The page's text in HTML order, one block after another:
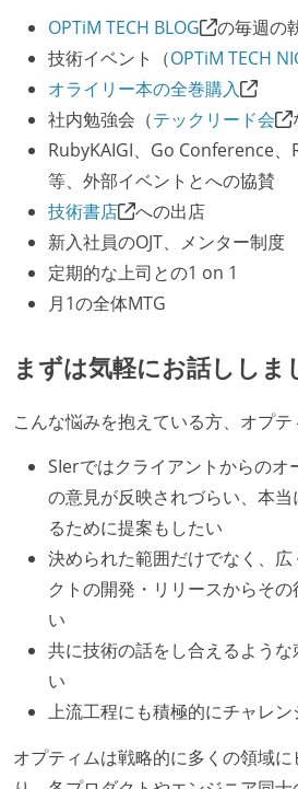
開発メンバーの裁量
設計・実装から運用までを同じ
ロントエンド、バックエンド、
の境界を超えて、個人が必要な
いく姿勢が根付いている
OS やエディタ、IDE といった
任で好きなものを使うことがで
企画を決定する場に、実装を担
参加している
全体のスケジュール管理は、途
ながら、納期または盛り込む機
で行う
プロダクトの開発言語やフレー
ていない
コード品質向上のための取
本番にデプロイされるコード
ーまたはペアプログラミング
「リファクタリングは随時行わ
観をメンバー全員が共有して
いる
何らかのコーディング規約をチ
うにしている
OPTiM TECH BLOG
の毎週の
技術イベント（OPTiM TECH
オライリー本の全巻購入
社内勉強会（テックリード会
RubyKAIGI、Go Conference、
等、外部イベントとへの協賛
技術書店
への出店
新入社員のOJT、メンター制度
定期的な上司との1 on 1
月1の全体MTG
まずは気軽にお話ししま
こんな悩みを抱えている方、オプテ
SIerではクライアントからのオ
の意見が反映されづらい、本
るために提案もしたい
決められた範囲だけでなく、
クトの開発・リリースからそ
い
共に技術の話をし合えるよう
い
上流工程にも積極的にチャレ
オプティムは戦略的に多くの領域